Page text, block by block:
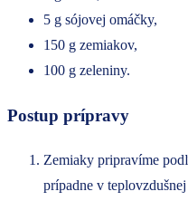
5 g sójovej omáčky,
150 g zemiakov,
100 g zeleniny.
Postup prípravy
Zemiaky pripravíme
prípadne v